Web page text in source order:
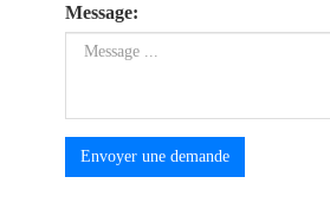
Message:
Envoyer une demande